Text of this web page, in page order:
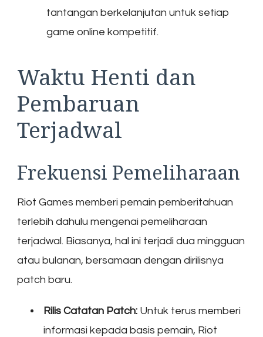
tantangan berkelanjutan untuk setiap
game online kompetitif.
Waktu Henti dan
Pembaruan
Terjadwal
Frekuensi Pemeliharaan
Riot Games memberi pemain pemberitahuan
terlebih dahulu mengenai pemeliharaan
terjadwal. Biasanya, hal ini terjadi dua mingguan
atau bulanan, bersamaan dengan dirilisnya
patch baru.
Rilis Catatan Patch: Untuk terus memberi
informasi kepada basis pemain, Riot